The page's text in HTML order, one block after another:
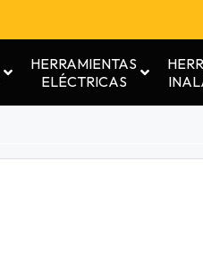
HERRAMIENTAS
ELÉCTRICAS